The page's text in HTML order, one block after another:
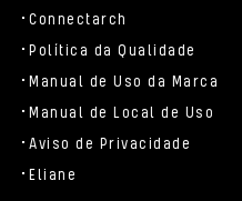
Connectarch
Política da Qualidade
Manual de Uso da Marca
Manual de Local de Uso
Aviso de Privacidade
Eliane